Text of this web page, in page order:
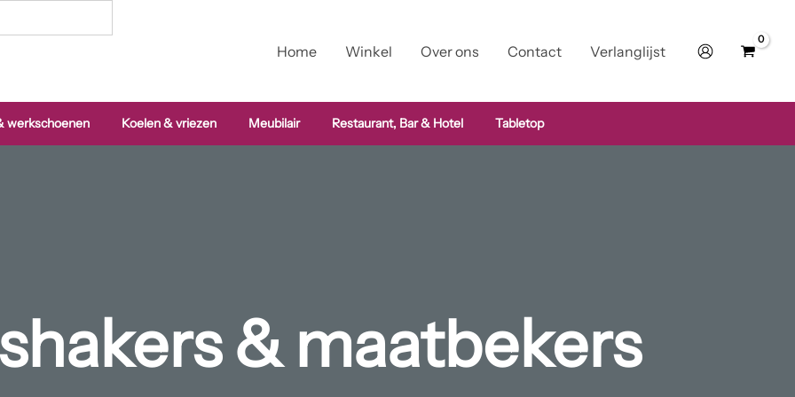
Home Winkel Over ons Contact Verlanglijst
werkschoenen Koelen & vriezen Meubilair Restaurant, Bar & Hotel Tabletop
& maatbekers